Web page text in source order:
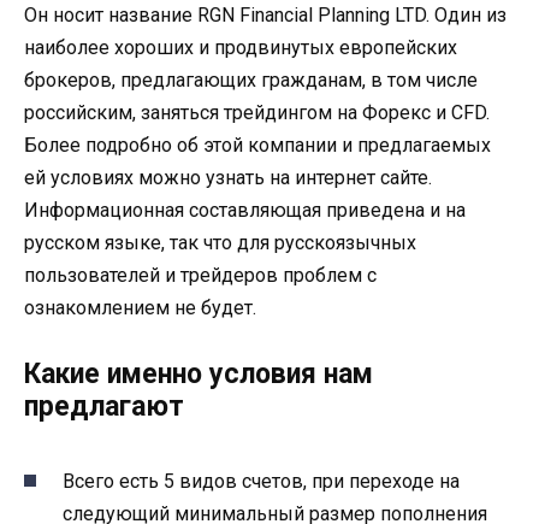
Он носит название RGN Financial Planning LTD. Один из
наиболее хороших и продвинутых европейских
брокеров, предлагающих гражданам, в том числе
российским, заняться трейдингом на Форекс и CFD.
Более подробно об этой компании и предлагаемых
ей условиях можно узнать на интернет сайте.
Информационная составляющая приведена и на
русском языке, так что для русскоязычных
пользователей и трейдеров проблем с
ознакомлением не будет.
Какие именно условия нам
предлагают
Всего есть 5 видов счетов, при переходе на
следующий минимальный размер пополнения